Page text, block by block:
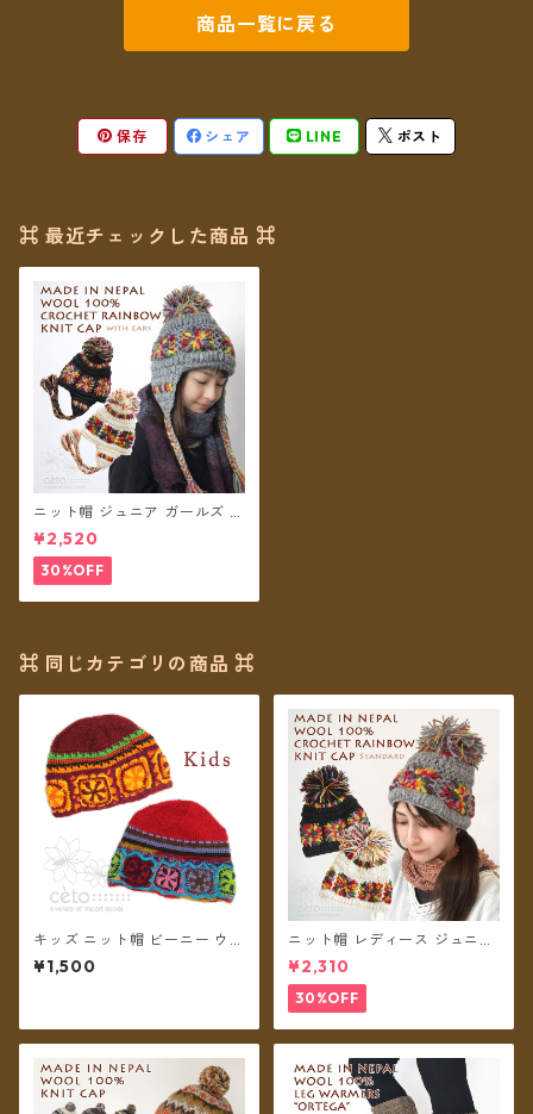
商品一覧に戻る
保存 シェア LINE ポスト
⌘ 最近チェックした商品 ⌘
ニット帽 ジュニア ガールズ キ
ッズ レディースS クロシェッ
トレインボー ボンボン ネパー
ル ウール100% 耳あて 耳つき
フリース裏地付き 帽子 【メー
ル便送料無料】
¥2,520
30%OFF
⌘ 同じカテゴリの商品 ⌘
キッズ ニット帽 ビーニー ウー
ル フリース裏地付き クロッシ
ェ【メール便送料無料】
¥1,500
ニット帽 レディース ジュニア
ガールズ クロシェットレイン
ボー ボンボン ネパール ウール
100% フリース裏地付き 帽子
【メール便送料無料】
¥2,310
30%OFF